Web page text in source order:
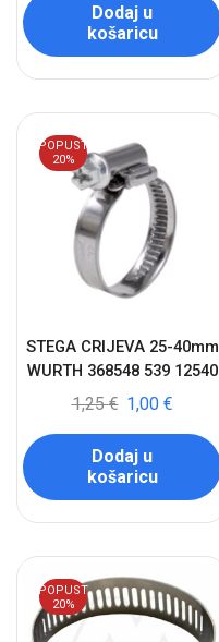
Dodaj u
košaricu
POPUST
20%
STEGA CRIJEVA 25-40mm
WURTH 368548 539 12540
1,25€ 1,00 €
Dodaj u
košaricu
POPUST
20%